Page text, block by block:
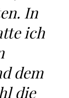
In
ich
dem
die